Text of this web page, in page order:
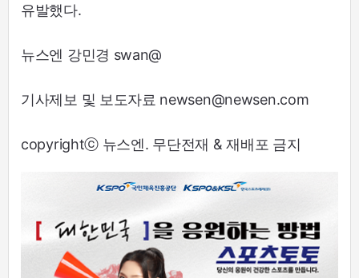
유발했다.
뉴스엔 강민경 swan@
기사제보 및 보도자료 newsen@newsen.com
copyrightⓒ 뉴스엔. 무단전재 & 재배포 금지